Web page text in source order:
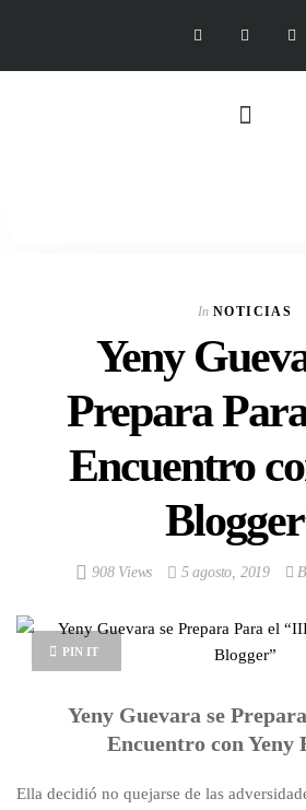
In NOTICIAS
Yeny
Prepara
Encuentro
908 Views 5 agosto, 2019
PIN IT
Yeny Guevara se
Encuentro con Yeny
Ella decidió no quejarse de las